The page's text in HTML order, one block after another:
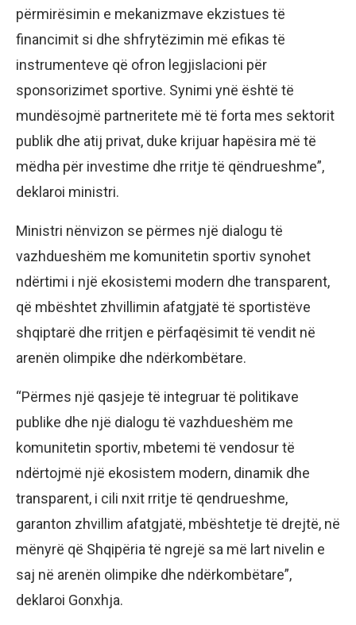
përmirësimin e mekanizmave ekzistues të
financimit si dhe shfrytëzimin më efikas të
instrumenteve që ofron legjislacioni për
sponsorizimet sportive. Synimi ynë është të
mundësojmë partneritete më të forta mes sektorit
publik dhe atij privat, duke krijuar hapësira më të
mëdha për investime dhe rritje të qëndrueshme”,
deklaroi ministri.
Ministri nënvizon se përmes një dialogu të
vazhdueshëm me komunitetin sportiv synohet
ndërtimi i një ekosistemi modern dhe transparent,
që mbështet zhvillimin afatgjatë të sportistëve
shqiptarë dhe rritjen e përfaqësimit të vendit në
arenën olimpike dhe ndërkombëtare.
“Përmes një qasjeje të integruar të politikave
publike dhe një dialogu të vazhdueshëm me
komunitetin sportiv, mbetemi të vendosur të
ndërtojmë një ekosistem modern, dinamik dhe
transparent, i cili nxit rritje të qendrueshme,
garanton zhvillim afatgjatë, mbështetje të drejtë, në
mënyrë që Shqipëria të ngrejë sa më lart nivelin e
saj në arenën olimpike dhe ndërkombëtare”,
deklaroi Gonxhja.